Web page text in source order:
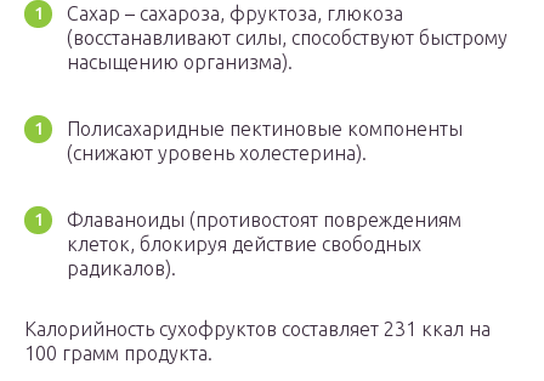
Сахар – сахароза, фруктоза, глюкоза
(восстанавливают силы, способствуют быстрому
насыщению организма).
Полисахаридные пектиновые компоненты
(снижают уровень холестерина).
Флаваноиды (противостоят повреждениям
клеток, блокируя действие свободных
радикалов).
Калорийность сухофруктов составляет 231 ккал на
100 грамм продукта.